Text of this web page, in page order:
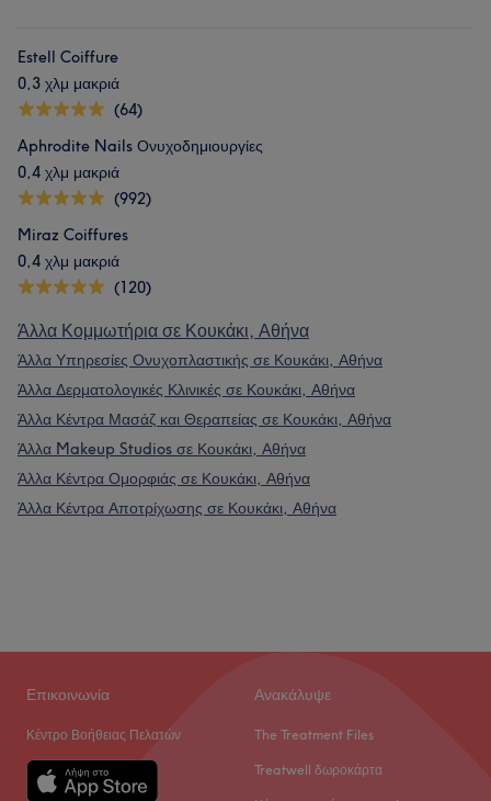
Estell Coiffure
0,3 χλμ μακριά
(64)
Aphrodite Nails Ονυχοδημιουργίες
0,4 χλμ μακριά
(992)
Miraz Coiffures
0,4 χλμ μακριά
(120)
Άλλα Κομμωτήρια σε Κουκάκι, Αθήνα
Άλλα Υπηρεσίες Ονυχοπλαστικής σε Κουκάκι, Αθήνα
Άλλα Δερματολογικές Κλινικές σε Κουκάκι, Αθήνα
Άλλα Κέντρα Μασάζ και Θεραπείας σε Κουκάκι, Αθήνα
Άλλα Makeup Studios σε Κουκάκι, Αθήνα
Άλλα Κέντρα Ομορφιάς σε Κουκάκι, Αθήνα
Άλλα Κέντρα Αποτρίχωσης σε Κουκάκι, Αθήνα
Επικοινωνία
Κέντρο Βοήθειας Πελατών
Ανακάλυψε
The Treatment Files
Treatwell δωροκάρτα